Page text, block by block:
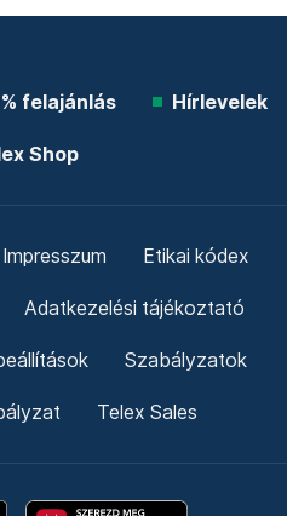
felajánlás Hírlevelek
Shop
Impresszum Etikai kódex
Adatkezelési tájékoztató
Szabályzatok
Telex Sales